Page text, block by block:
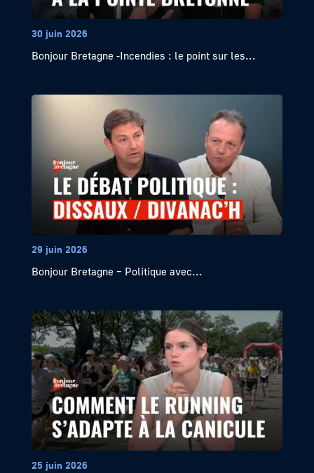
30 juin 2026
Bonjour Bretagne -Incendies : le point sur les...
29 juin 2026
Bonjour Bretagne – Politique avec...
25 juin 2026